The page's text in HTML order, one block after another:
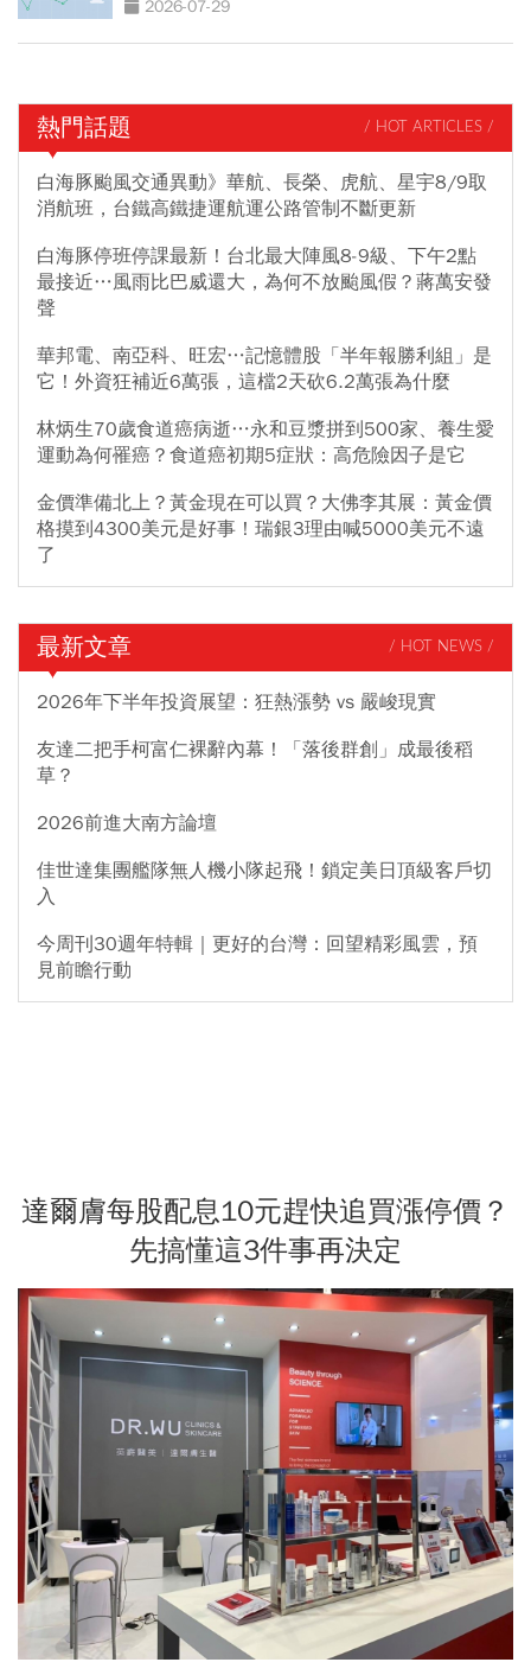
2026-07-29
熱門話題 / HOT ARTICLES /
白海豚颱風交通異動》華航、長榮、虎航、星宇8/9取
消航班，台鐵高鐵捷運航運公路管制不斷更新
白海豚停班停課最新！台北最大陣風8-9級、下午2點
最接近…風雨比巴威還大，為何不放颱風假？蔣萬安發
聲
華邦電、南亞科、旺宏…記憶體股「半年報勝利組」是
它！外資狂補近6萬張，這檔2天砍6.2萬張為什麼
林炳生70歲食道癌病逝…永和豆漿拼到500家、養生愛
運動為何罹癌？食道癌初期5症狀：高危險因子是它
金價準備北上？黃金現在可以買？大佛李其展：黃金價
格摸到4300美元是好事！瑞銀3理由喊5000美元不遠
了
最新文章 / HOT NEWS /
2026年下半年投資展望：狂熱漲勢 vs 嚴峻現實
友達二把手柯富仁裸辭內幕！「落後群創」成最後稻
草？
2026前進大南方論壇
佳世達集團艦隊無人機小隊起飛！鎖定美日頂級客戶切
入
今周刊30週年特輯｜更好的台灣：回望精彩風雲，預
見前瞻行動
達爾膚每股配息10元趕快追買漲停價？
先搞懂這3件事再決定